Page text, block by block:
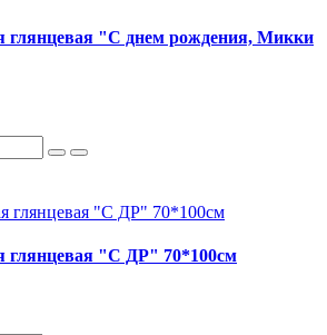
глянцевая "С днем рождения, Микки
глянцевая "С ДР" 70*100см